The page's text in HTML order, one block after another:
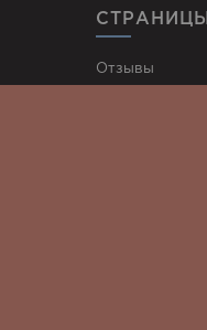
СТРАНИЦЫ
Отзывы